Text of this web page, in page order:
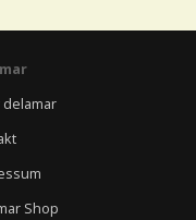
delamar
Shop